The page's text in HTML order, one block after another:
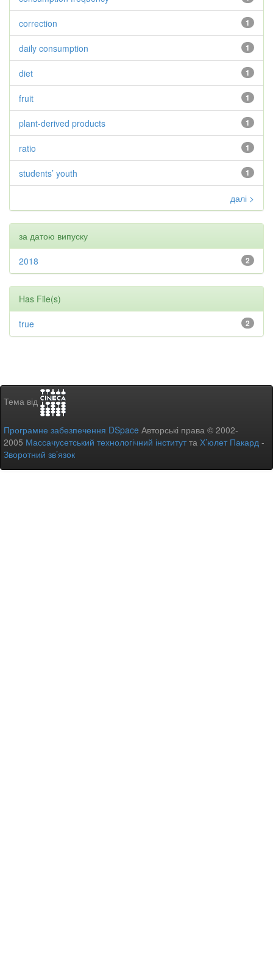
1
correction
1
daily consumption
1
diet
1
fruit
1
plant-derived products
1
ratio
1
students’ youth
далі >
за датою випуску
2
2018
Has File(s)
2
true
Тема від
Програмне забезпечення DSpace Авторські права © 2002-
2005 Массачусетський технологічний інститутта Х’юлет Пакард -
Зворотний зв’язок